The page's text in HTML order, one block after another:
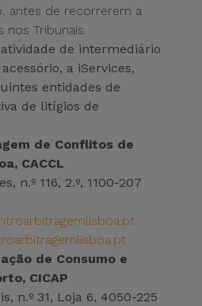
antes de recorrerem a
nos Tribunais.
de intermediário
a iServices,
entidades de
de litígios de
de Conflitos de
CACCL
n.º 116, 2.º, 1100-207
de Consumo e
CICAP
n.º 31, Loja 6, 4050-225